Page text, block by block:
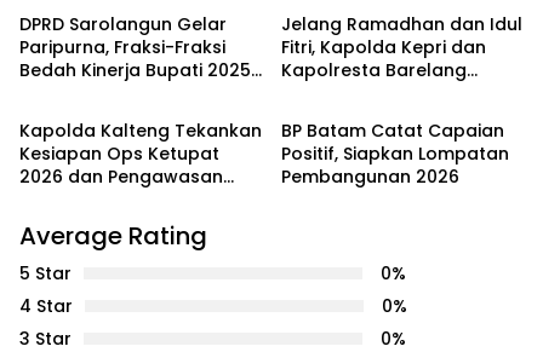
Dampaknya”
DPRD Sarolangun Gelar
Paripurna, Fraksi-Fraksi
Bedah Kinerja Bupati 2025
Jelang Ramadhan dan Idul
Fitri, Kapolda Kepri dan
Kapolresta Barelang
PEMERINTAHAN
Kapolda Kalteng Tekankan
Kesiapan Ops Ketupat
2026 dan Pengawasan
PEMERINTAHAN
BP Batam Catat Capaian
Positif, Siapkan Lompatan
Pembangunan 2026
Average Rating
5 Star
0%
4 Star
0%
3 Star
0%